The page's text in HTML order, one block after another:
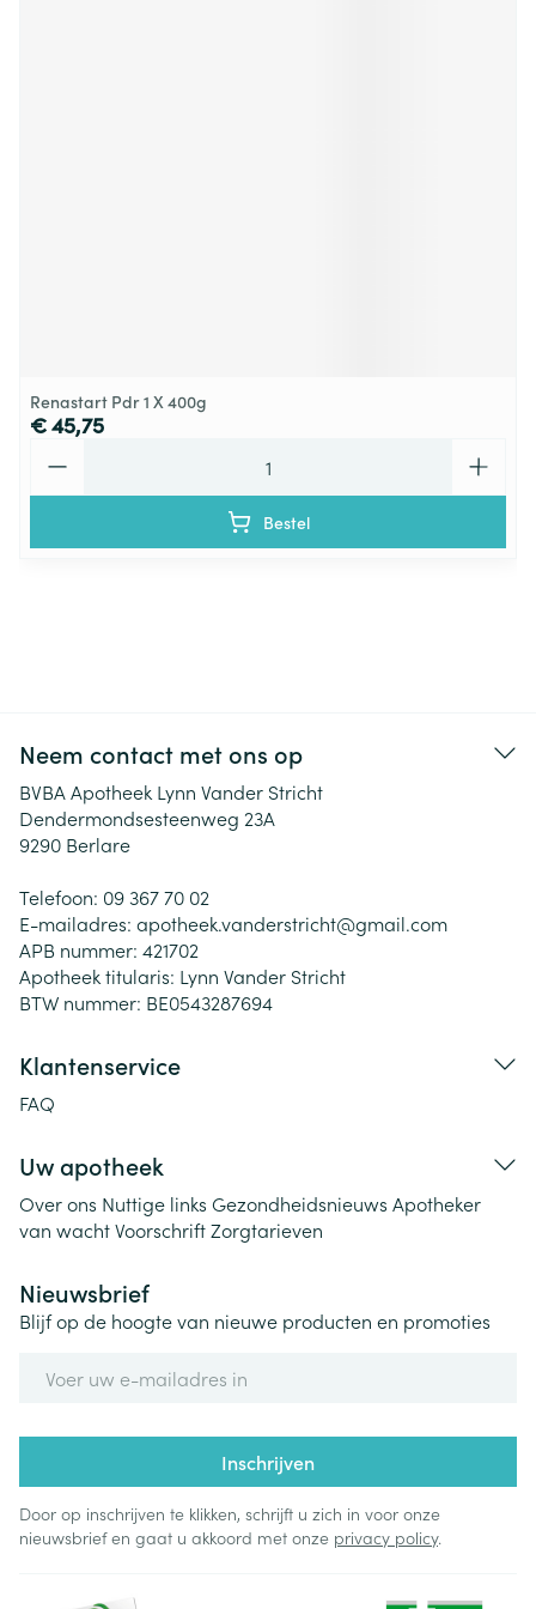
Renastart Pdr 1 X 400g
€ 45,75
Bestel
Neem contact met ons op
BVBA Apotheek Lynn Vander Stricht
Dendermondsesteenweg 23A
9290 Berlare
Telefoon: 09 367 70 02
E-mailadres: apotheek.vanderstricht@gmail.com
APB nummer: 421702
Apotheek titularis: Lynn Vander Stricht
BTW nummer: BE0543287694
Klantenservice
FAQ
Uw apotheek
Over ons Nuttige links Gezondheidsnieuws Apotheker
van wachtVoorschriftZorgtarieven
Nieuwsbrief
Blijf op de hoogte van nieuwe producten en promoties
Inschrijven
Door op inschrijven te klikken, schrijft u zich in voor onze
nieuwsbrief en gaat u akkoord met onze privacy policy.